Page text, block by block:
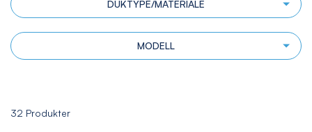
DUKTYPE/MATERIALE
MODELL
32 Produkter